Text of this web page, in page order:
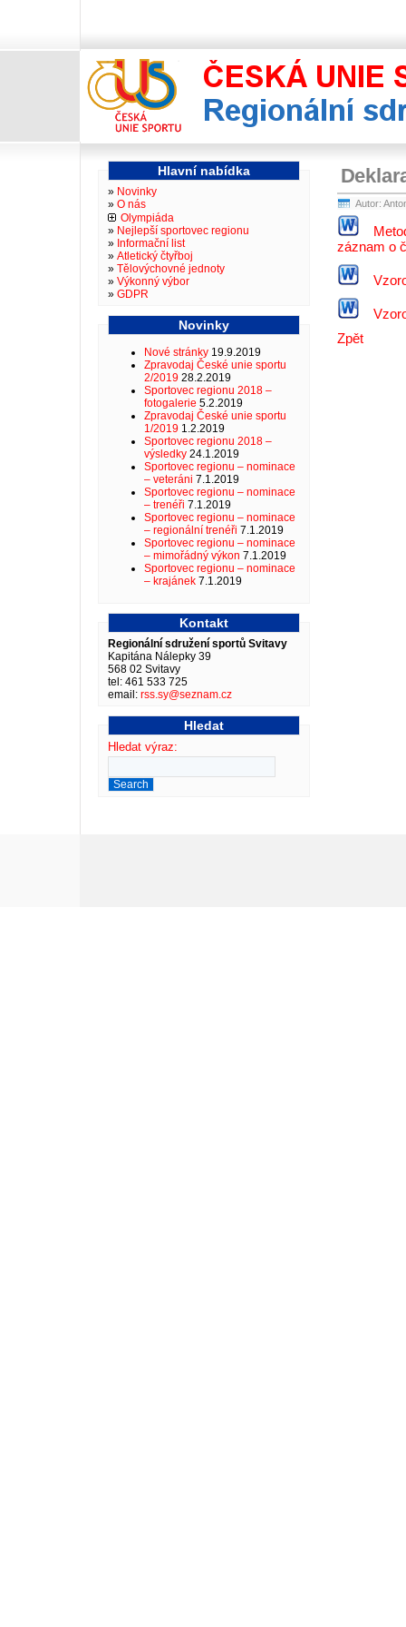
Autor:
záznam o
Zpět
Hlavní nabídka
Novinky
O nás
Olympiáda
Nejlepší sportovec regionu
Informační list
Atletický čtyřboj
Tělovýchovné jednoty
Výkonný výbor
GDPR
Novinky
Nové stránky 19.9.2019
Zpravodaj České unie sportu
2/2019 28.2.2019
Sportovec regionu 2018 –
fotogalerie 5.2.2019
Zpravodaj České unie sportu
1/2019 1.2.2019
Sportovec regionu 2018 –
výsledky 24.1.2019
Sportovec regionu – nominace
– veteráni 7.1.2019
Sportovec regionu – nominace
– trenéři 7.1.2019
Sportovec regionu – nominace
– regionální trenéři 7.1.2019
Sportovec regionu – nominace
– mimořádný výkon 7.1.2019
Sportovec regionu – nominace
– krajánek 7.1.2019
Kontakt
Regionální sdružení sportů Svitavy
Kapitána Nálepky 39
568 02 Svitavy
tel: 461 533 725
email: rss.sy@seznam.cz
Hledat
Hledat výraz: